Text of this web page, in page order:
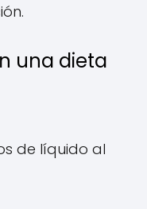
una dieta
de líquido al